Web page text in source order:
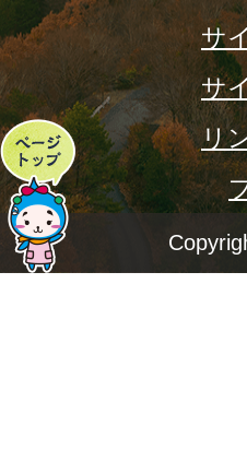
ペ
ー
ジ
サ
サ
リ